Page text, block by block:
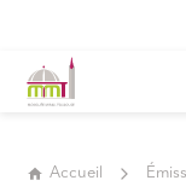
Accueil